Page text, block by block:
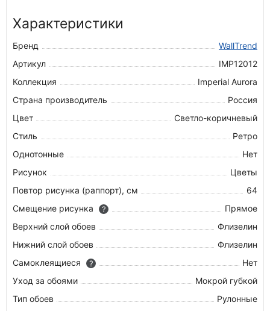
Характеристики
Бренд
WallTrend
Артикул
IMP12012
Коллекция
Imperial Aurora
Страна производитель
Россия
Цвет
Светло-коричневый
Стиль
Ретро
Однотонные
Нет
Рисунок
Цветы
Повтор рисунка (раппорт), см
64
Смещение рисунка
?
Прямое
Верхний слой обоев
Флизелин
Нижний слой обоев
Флизелин
Самоклеящиеся
?
Нет
Уход за обоями
Мокрой губкой
Тип обоев
Рулонные